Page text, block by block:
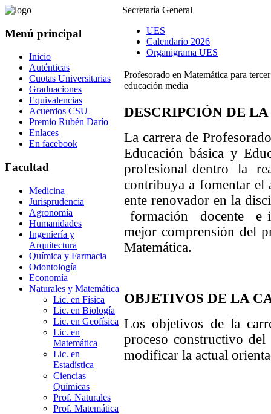
Menú principal
Inicio
Auténticas
Cuotas Universitarias
Graduaciones
Equivalencias
Acuerdos CSU
Premio Rubén Darío
Enlaces
En facebook
Facultad
Medicina
Jurisprudencia
Agronomía
Humanidades
Ingeniería y
Arquitectura
Química y Farmacia
Odontología
Economía
Naturales y Matemática
Lic. en Física
Lic. en Biología
Lic. en Geofísica
Lic. en
Matemática
Lic. en
Estadística
Ciencias
Químicas
Prof. Naturales
Prof. Matemática
Secretaría General
UES
Calendario 2026
Organigrama UES
Profesorado en Matemática para
educación media
DESCRIPCIÓN DE
La carrera de
Educación básica y
profesional dentro la
contribuya a fomentar el
ente renovador en la
formación docente e
mejor comprensión del
Matemática.
OBJETIVOS DE LA
Los objetivos de la
proceso constructivo del
modificar la actual